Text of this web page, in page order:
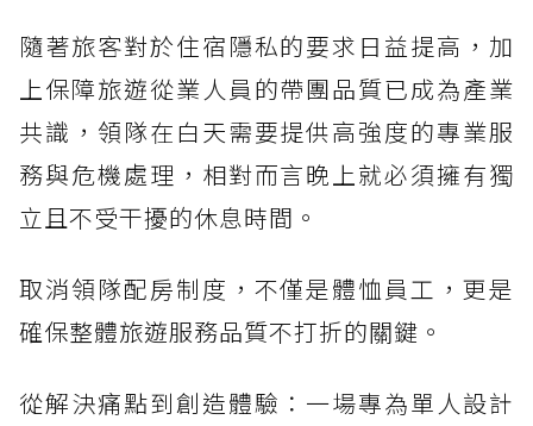
隨著旅客對於住宿隱私的要求日益提高，加
上保障旅遊從業人員的帶團品質已成為產業
共識，領隊在白天需要提供高強度的專業服
務與危機處理，相對而言晚上就必須擁有獨
立且不受干擾的休息時間。
取消領隊配房制度，不僅是體恤員工，更是
確保整體旅遊服務品質不打折的關鍵。
從解決痛點到創造體驗：一場專為單人設計